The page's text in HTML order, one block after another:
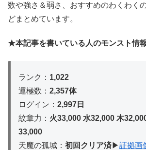
数や強さ＆弱さ、おすすめのわくわく
どまとめています。
★本記事を書いている人のモンスト情
ランク： 1,022
運極数： 2,357体
ログイン： 2,997日
紋章力： 火33,000 水32,000 木32,
33,000
天魔の孤城： 初回クリア済▶︎証拠画